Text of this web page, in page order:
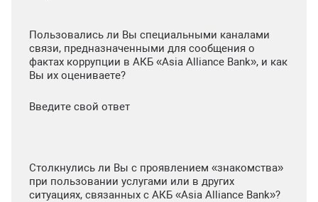
Пользовались ли Вы специальными каналами
связи, предназначенными для сообщения о
фактах коррупции в АКБ «Asia Alliance Bank», и как
Вы их оцениваете?
Введите свой ответ
Столкнулись ли Вы с проявлением «знакомства»
при пользовании услугами или в других
ситуациях, связанных с АКБ «Asia Alliance Bank»?